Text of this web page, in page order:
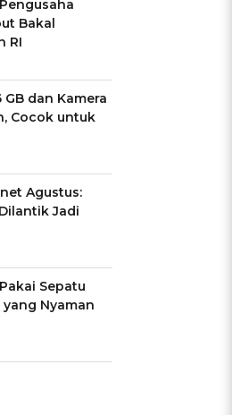
Bakal
RI
dan Kamera
Cocok untuk
Agustus:
Jadi
Sepatu
Nyaman